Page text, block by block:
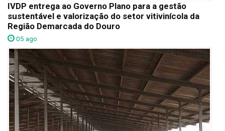
IVDP entrega ao Governo Plano para a gestão
sustentável e valorização do setor vitivinícola da
Região Demarcada do Douro
05 ago